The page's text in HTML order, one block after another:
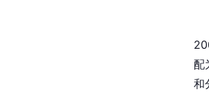
配
和